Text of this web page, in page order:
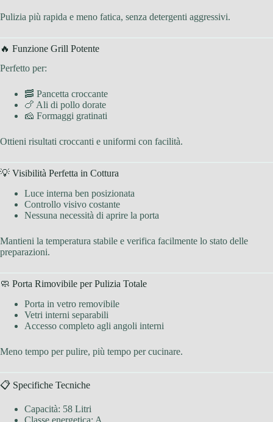
Pulizia più rapida e meno fatica, senza detergenti aggressivi.
🔥 Funzione Grill Potente
Perfetto per:
🥓 Pancetta croccante
🍗 Ali di pollo dorate
🧀 Formaggi gratinati
Ottieni risultati croccanti e uniformi con facilità.
💡 Visibilità Perfetta in Cottura
Luce interna ben posizionata
Controllo visivo costante
Nessuna necessità di aprire la porta
Mantieni la temperatura stabile e verifica facilmente lo stato delle
preparazioni.
🧼 Porta Rimovibile per Pulizia Totale
Porta in vetro removibile
Vetri interni separabili
Accesso completo agli angoli interni
Meno tempo per pulire, più tempo per cucinare.
📋 Specifiche Tecniche
Capacità: 58 Litri
Classe energetica: A